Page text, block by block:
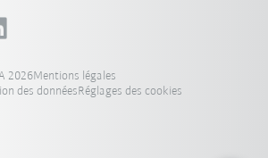
2026Mentions légales
des donnéesRéglages des cookies